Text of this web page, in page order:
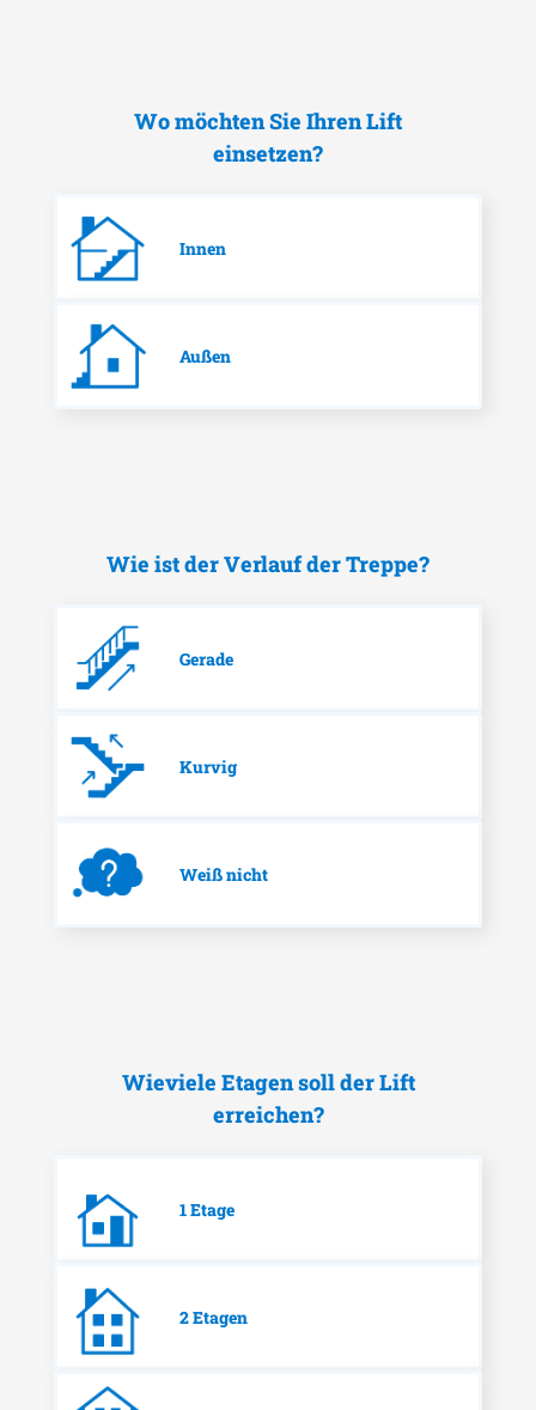
Wo möchten Sie Ihren Lift
einsetzen?
Innen
Außen
Wie ist der Verlauf der Treppe?
Gerade
Kurvig
Weiß nicht
Wieviele Etagen soll der Lift
erreichen?
1 Etage
2 Etagen